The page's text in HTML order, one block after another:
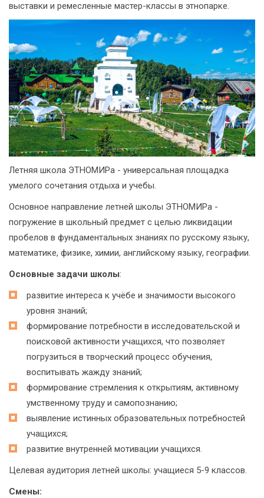
выставки и ремесленные мастер-классы в этнопарке.
Летняя школа ЭТНОМИРа - универсальная площадка
умелого сочетания отдыха и учебы.
Основное направление летней школы ЭТНОМИРа -
погружение в школьный предмет с целью ликвидации
пробелов в фундаментальных знаниях по русскому языку,
математике, физике, химии, английскому языку, географии.
Основные задачи школы:
развитие интереса к учёбе и значимости высокого
уровня знаний;
формирование потребности в исследовательской и
поисковой активности учащихся, что позволяет
погрузиться в творческий процесс обучения,
воспитывать жажду знаний;
формирование стремления к открытиям, активному
умственному труду и самопознанию;
выявление истинных образовательных потребностей
учащихся;
развитие внутренней мотивации учащихся.
Целевая аудитория летней школы: учащиеся 5-9 классов.
Смены: